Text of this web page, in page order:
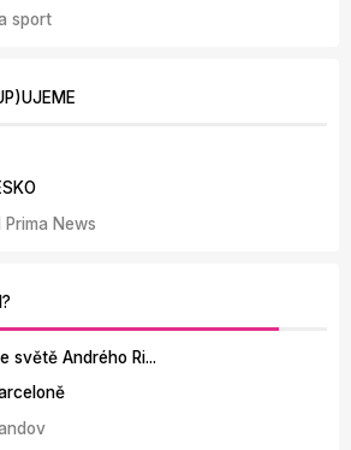
sport
News
světě Andrého Ri...